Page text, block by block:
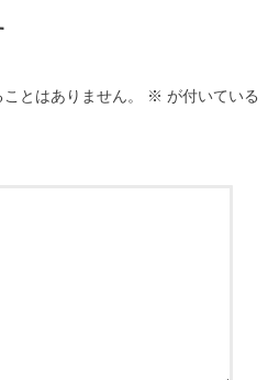
とはありません。 ※ が付いている